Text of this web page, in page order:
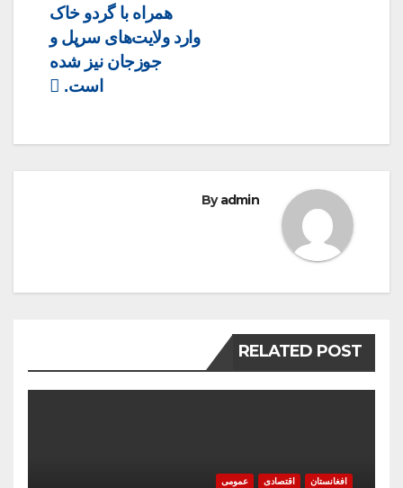
همراه با گردو خاک
وارد ولایت‌های سرپل و
جوزجان نیز شده
است.
Byadmin
RELATED POST
افغانستان اقتصادی عمومی